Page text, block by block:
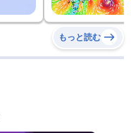
もっと読む